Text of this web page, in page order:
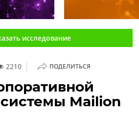
исследование
2210 | ПОДЕЛИТЬСЯ
Mailion